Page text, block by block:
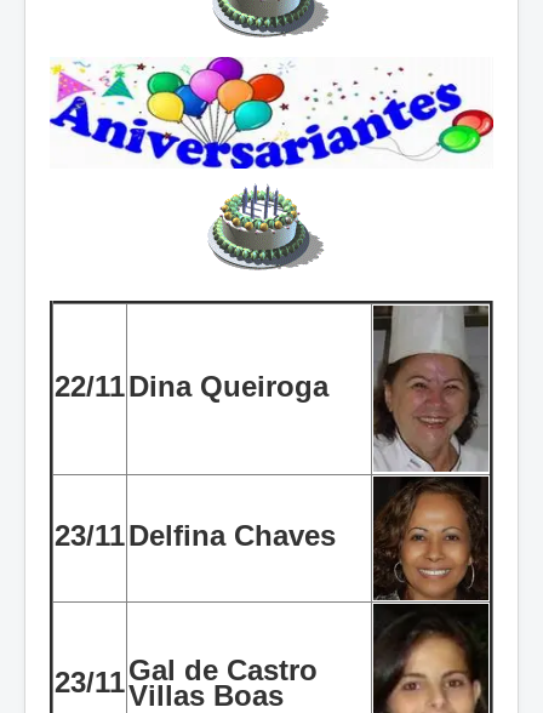
22/11Dina Queiroga
23/11Delfina Chaves
23/11Gal de Castro
Villas Boas